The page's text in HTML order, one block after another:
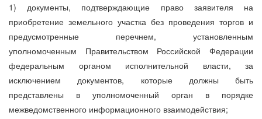
1) документы, подтверждающие право заявителя на
приобретение земельного участка без проведения торгов и
предусмотренные перечнем, установленным
уполномоченным Правительством Российской Федерации
федеральным органом исполнительной власти, за
исключением документов, которые должны быть
представлены в уполномоченный орган в порядке
межведомственного информационного взаимодействия;